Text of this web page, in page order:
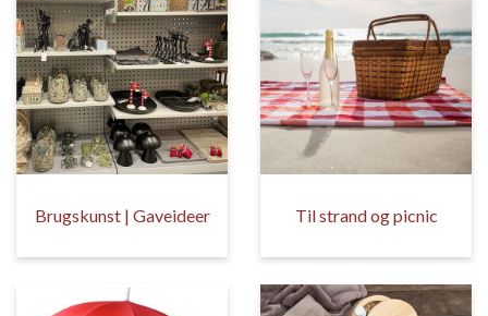
Brugskunst | Gaveideer Til strand og picnic